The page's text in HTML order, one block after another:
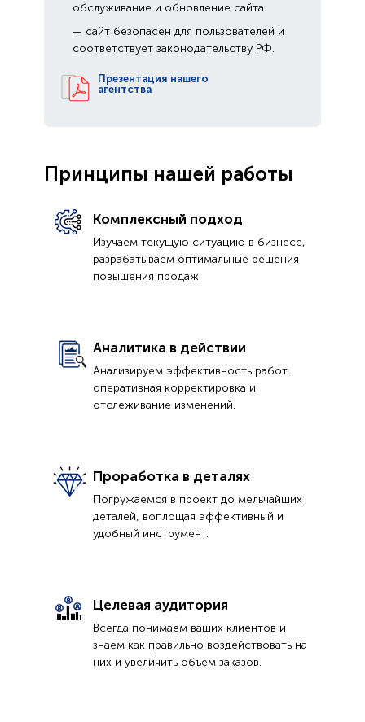
обслуживание и обновление сайта.
— сайт безопасен для пользователей и
соответствует законодательству РФ.
Презентация нашего
агентства
Принципы нашей работы
Комплексный подход
Изучаем текущую ситуацию в бизнесе,
разрабатываем оптимальные решения
повышения продаж.
Аналитика в действии
Анализируем эффективность работ,
оперативная корректировка и
отслеживание изменений.
Проработка в деталях
Погружаемся в проект до мельчайших
деталей, воплощая эффективный и
удобный инструмент.
Целевая аудитория
Всегда понимаем ваших клиентов и
знаем как правильно воздействовать на
них и увеличить объем заказов.